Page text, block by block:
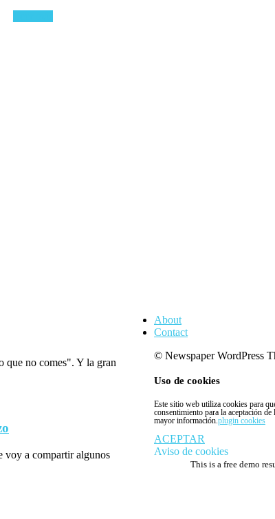
que no comes". Y la gran
voy a compartir algunos
About
Contact
© Newspaper WordPress
Uso de cookies
Este sitio web utiliza cookies para
consentimiento para la aceptación
mayor información.plugin cookies
ACEPTAR
Aviso de cookies
This is a free demo